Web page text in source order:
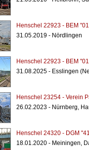
Henschel 22923 - BEM
31.05.2019 - Nördlingen
Henschel 22923 - BEM
31.08.2025 - Esslingen
Henschel 23254 - Verein
26.02.2023 - Nürnberg,
Henschel 24320 - DGM
18.01.2020 - Meiningen,